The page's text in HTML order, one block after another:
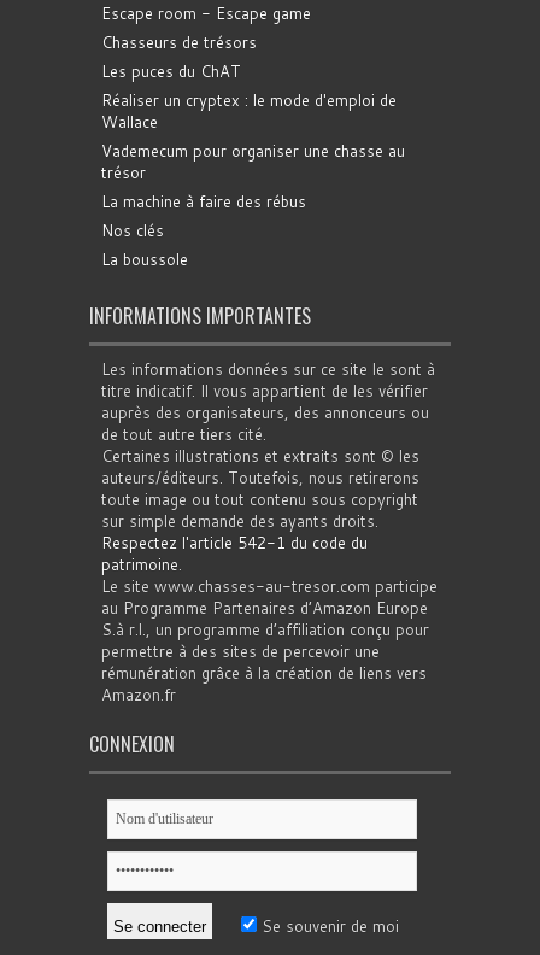
Escape room - Escape game
Chasseurs de trésors
Les puces du ChAT
Réaliser un cryptex : le mode d'emploi de
Wallace
Vademecum pour organiser une chasse au
trésor
La machine à faire des rébus
Nos clés
La boussole
INFORMATIONS IMPORTANTES
Les informations données sur ce site le sont à
titre indicatif. Il vous appartient de les vérifier
auprès des organisateurs, des annonceurs ou
de tout autre tiers cité.
Certaines illustrations et extraits sont © les
auteurs/éditeurs. Toutefois, nous retirerons
toute image ou tout contenu sous copyright
sur simple demande des ayants droits.
Respectez l'article 542-1 du code du
patrimoine.
Le site www.chasses-au-tresor.com participe
au Programme Partenaires d’Amazon Europe
S.à r.l., un programme d’affiliation conçu pour
permettre à des sites de percevoir une
rémunération grâce à la création de liens vers
Amazon.fr
CONNEXION
Se souvenir de moi